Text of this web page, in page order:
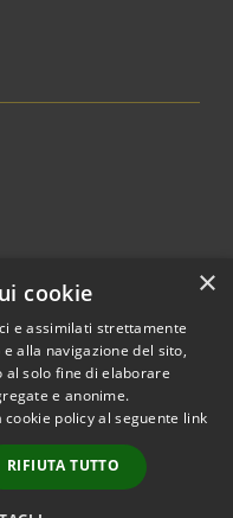
© 2026 • Comune di
Terme Lari • Powered
byMunicipium
Accesso
redazione
×
cookie
e assimilati strettamente
alla navigazione del sito,
al solo fine di elaborare
e anonime.
policy al seguente link
RIFIUTA TUTTO